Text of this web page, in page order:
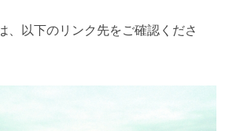
、以下のリンク先をご確認くださ